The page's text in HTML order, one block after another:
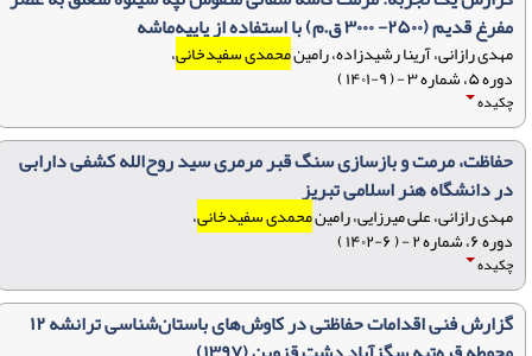
مفرغ قدیم (۲۵۰۰- ۳۰۰۰ ق.م) با استفاده از پاپیه‌ماشه
مهدی رازانی، آرینا رشیدزاده، رامینمحمدی سفیدخانی،
دوره ۵، شماره ۳ - ( ۹-۱۴۰۱ )
چکیده
حفاظت، مرمت و بازسازی سنگ قبر مرمری سید روح‌الله کشفی دارابی
در دانشگاه هنر اسلامی تبریز
مهدی رازانی، علی میرزایی، رامینمحمدی سفیدخانی،
دوره ۶، شماره ۲ - ( ۶-۱۴۰۲ )
چکیده
گزارش فنی اقدامات حفاظتی در کاوش‌های باستان‌شناسی ترانشه ۱۲